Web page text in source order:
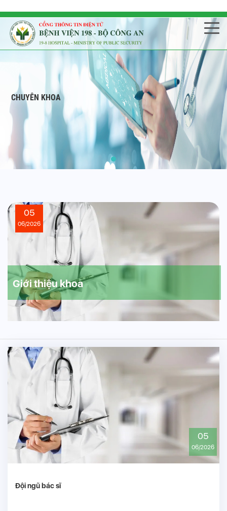
CHUYÊN KHOA
05
06/2026
Giới thiệu khoa
05
06/2026
Đội ngũ bác sĩ